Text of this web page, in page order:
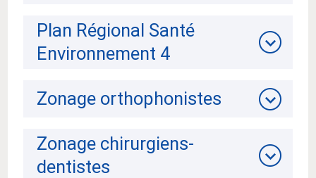
Plan Régional Santé
Environnement 4
Zonage orthophonistes
Zonage chirurgiens-
dentistes